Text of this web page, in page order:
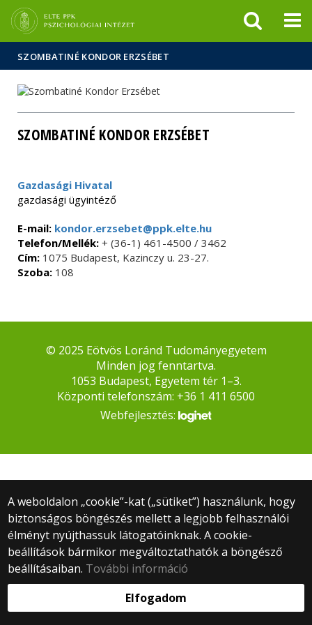
sajtóban
SZOMBATINÉ KONDOR ERZSÉBET
SZOMBATINÉ KONDOR ERZSÉBET
Gazdasági Hivatal
gazdasági ügyintéző
E-mail: kondor.erzsebet@ppk.elte.hu
Telefon/Mellék: + (36-1) 461-4500 / 3462
Cím: 1075 Budapest, Kazinczy u. 23-27.
Szoba: 108
A weboldalon „cookie”-kat („sütiket”) használunk, hogy
biztonságos böngészés mellett a legjobb felhasználói
élményt nyújthassuk látogatóinknak. A cookie-
beállítások bármikor megváltoztathatók a böngésző
beállításaiban. További információ
Elfogadom
© 2025 Eötvös Loránd Tudományegyetem
Minden jog fenntartva.
1053 Budapest, Egyetem tér 1–3.
Központi telefonszám: +36 1 411 6500
Webfejlesztés: